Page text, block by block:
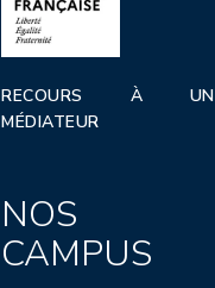
RECOURS À UN
MÉDIATEUR
NOS
CAMPUS